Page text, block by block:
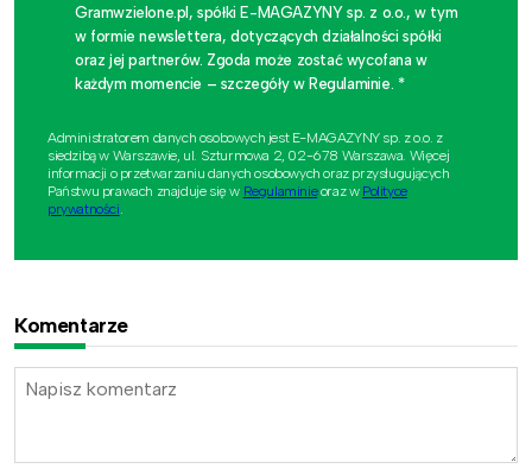
Gramwzielone.pl, spółki E-MAGAZYNY sp. z o.o., w tym
w formie newslettera, dotyczących działalności spółki
oraz jej partnerów. Zgoda może zostać wycofana w
każdym momencie – szczegóły w Regulaminie. *
Administratorem danych osobowych jest E-MAGAZYNY sp. z o.o. z
siedzibą w Warszawie, ul. Szturmowa 2, 02-678 Warszawa. Więcej
informacji o przetwarzaniu danych osobowych oraz przysługujących
Państwu prawach znajduje się w Regulaminieoraz w Polityce
prywatności.
Komentarze